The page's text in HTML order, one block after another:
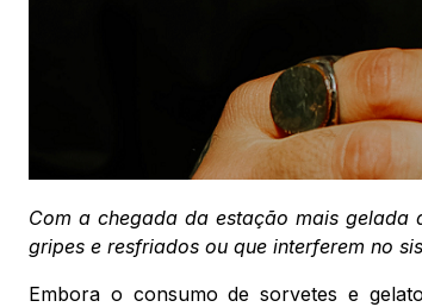
Com a chegada da estação mais
gripes e resfriados ou que interferem no
Embora o consumo de sorvetes e